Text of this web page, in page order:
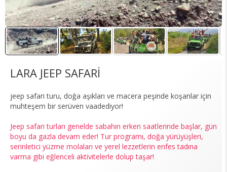
LARA JEEP SAFARİ
jeep safari turu, doğa aşıkları ve macera peşinde koşanlar için
muhteşem bir serüven vaadediyor!
Jeep safari turları genelde sabahın erken saatlerinde başlar, gün
boyu da gazla devam eder! Tur programı, doğa yürüyüşleri,
serinletici yüzme molaları ve yerel lezzetlerin enfes tadına
varma gibi eğlenceli aktivitelerle dolup taşar!